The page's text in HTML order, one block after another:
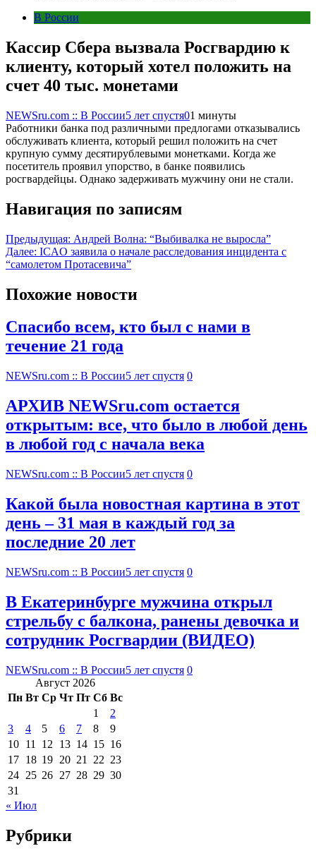
В России
Кассир Сбера вызвала Росгвардию к
клиенту, который хотел положить на
счет 40 тыс. монетами
NEWSru.com :: В России5 лет спустя01 минуты
Работники банка под различными предлогами отказывались
обслуживать клиента, который решил положить на счет
крупную сумму десятирублевыми монетками. Когда же
посетитель проявил упорство, в банке появились
росгвардейцы. Однако задерживать мужчину они не стали.
Навигация по записям
Предыдущая: Андрей Волна: “Выбивалка не выросла”
Далее: ICAO заявила о начале расследования инцидента с
“самолетом Протасевича”
Похожие новости
Спасибо всем, кто был с нами в
течение 21 года
NEWSru.com :: В России5 лет спустя 0
АРХИВ NEWSru.com остается
открытым: все, что было в любой день
в любой год с начала века
NEWSru.com :: В России5 лет спустя 0
Какой была новостная картина в этот
день – 31 мая в каждый год за
последние 20 лет
NEWSru.com :: В России5 лет спустя 0
В Екатеринбурге мужчина открыл
стрельбу с балкона, ранены девочка и
сотрудник Росгвардии (ВИДЕО)
NEWSru.com :: В России5 лет спустя 0
Август 2026
Пн Вт Ср Чт Пт Сб Вс
1
2
3
4 5 6 7 8
9
10 11 12 13 14 15 16
17 18 19 20 21 22 23
24 25 26 27 28 29 30
31
« Июл
Рубрики